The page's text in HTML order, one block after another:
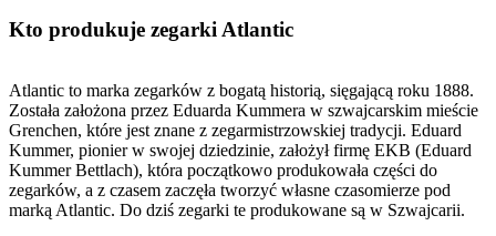
nami bezpośrednio. Możemy Ci pomóc w ustaleniu oryginalności
osób ceniących sobie jakość i trwałość.
Kto produkuje zegarki Atlantic
Atlantic to marka zegarków z bogatą historią, sięgającą roku 1888.
Została założona przez Eduarda Kummera w szwajcarskim mieście
Grenchen, które jest znane z zegarmistrzowskiej tradycji. Eduard
Kummer, pionier w swojej dziedzinie, założył firmę EKB (Eduard
Kummer Bettlach), która początkowo produkowała części do
zegarków, a z czasem zaczęła tworzyć własne czasomierze pod
marką Atlantic. Do dziś zegarki te produkowane są w Szwajcarii.